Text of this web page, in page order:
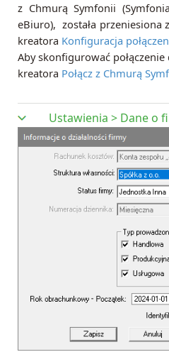
z Chmurą Symfonii
eBiuro), została przeniesiona
kreatora Konfiguracja
Aby skonfigurować
kreatora Połącz z Chmurą
Ustawienia > Dane o